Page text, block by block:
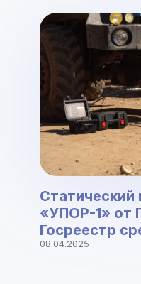
«УПОР-1» от
Госреестр
08.04.2025